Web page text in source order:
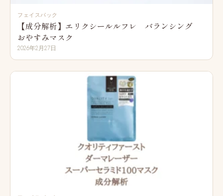
フェイスパック
【成分解析】エリクシールルフレ バランシング
おやすみマスク
2026年2月27日